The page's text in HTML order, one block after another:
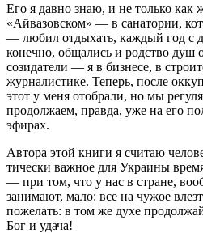
Его я давно знаю, и не только как
«Айвазовском» — в санатории,
— любил отдыхать, каждый год с
конечно, общались и родство душ
созидатели — я в бизнесе, в
журналистике. Теперь, после
этот у меня отобрали, но мы
продолжаем, правда, уже на его
эфирах.
Автора этой книги я считаю
тически важное для Украины
— при том, что у нас в стране,
занимают, мало: все на чужое
пожелать: в том же духе
Бог и удача!